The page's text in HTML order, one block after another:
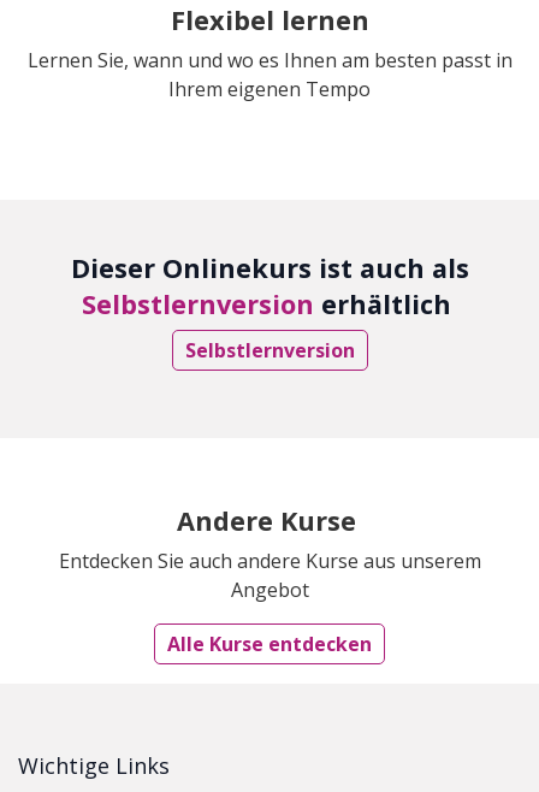
Flexibel lernen
Lernen Sie, wann und wo es Ihnen am besten passt in
Ihrem eigenen Tempo
Dieser Onlinekurs ist auch als
Selbstlernversion erhältlich
Selbstlernversion
Andere Kurse
Entdecken Sie auch andere Kurse aus unserem
Angebot
Alle Kurse entdecken
Wichtige Links